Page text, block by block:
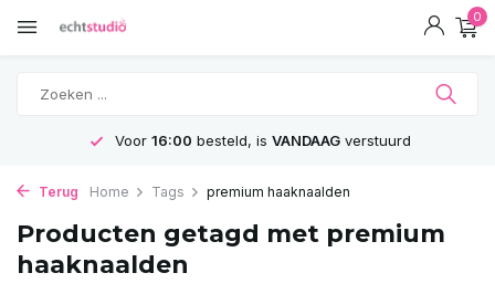
0
Voor 16:00 besteld, is VANDAAGverstuurd
Terug Home Tags premium haaknaalden
Producten getagd met premium
haaknaalden